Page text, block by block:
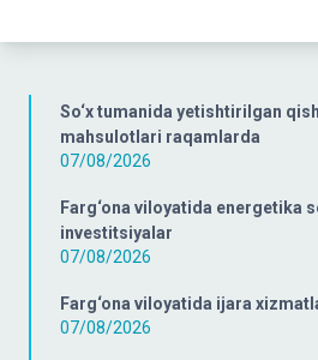
So‘x tumanida yetishtirilgan
mahsulotlari raqamlarda
07/08/2026
Farg‘ona viloyatida energetika
investitsiyalar
07/08/2026
Farg‘ona viloyatida ijara
07/08/2026